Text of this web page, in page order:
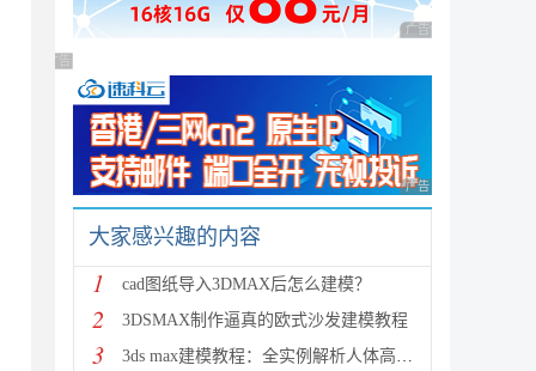
广告 商业广告，理性
广告 商业广告，理性选择
广告 商业广告，理性
大家感兴趣的内容
1 cad图纸导入3DMAX后怎么建模？
2 3DSMAX制作逼真的欧式沙发建模教程
3 3ds max建模教程：全实例解析人体高级建模